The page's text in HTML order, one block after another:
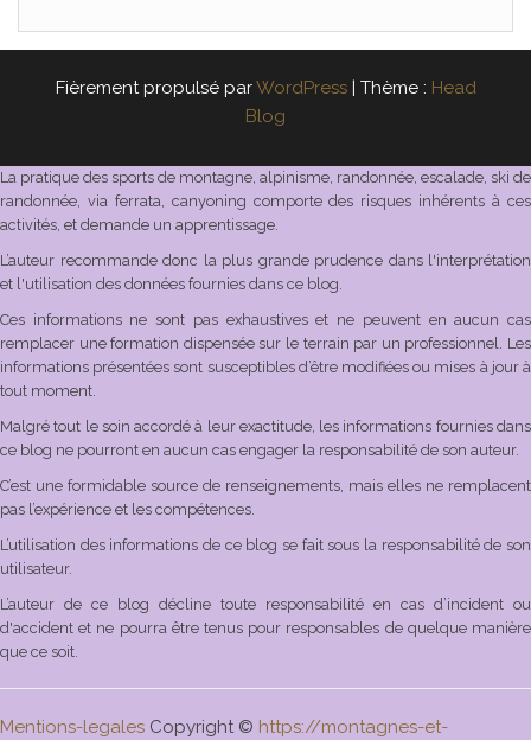
Fièrement propulsé parWordPress Thème : Head
Blog
La pratique des sports de montagne, alpinisme, randonnée, escalade, ski de
randonnée, via ferrata, canyoning comporte des risques inhérents à ces
activités, et demande un apprentissage.
L’auteur recommande donc la plus grande prudence dans l'interprétation
et l'utilisation des données fournies dans ce blog.
Ces informations ne sont pas exhaustives et ne peuvent en aucun cas
remplacer une formation dispensée sur le terrain par un professionnel. Les
informations présentées sont susceptibles d’être modifiées ou mises à jour à
tout moment.
Malgré tout le soin accordé à leur exactitude, les informations fournies dans
ce blog ne pourront en aucun cas engager la responsabilité de son auteur.
C’est une formidable source de renseignements, mais elles ne remplacent
pas l’expérience et les compétences.
L’utilisation des informations de ce blog se fait sous la responsabilité de son
utilisateur.
L’auteur de ce blog décline toute responsabilité en cas d’incident ou
d'accident et ne pourra être tenus pour responsables de quelque manière
que ce soit.
Mentions-legales Copyright © https://montagnes-et-